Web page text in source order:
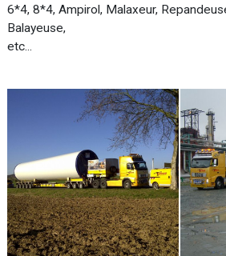
6*4, 8*4, Ampirol, Malaxeur,
Balayeuse,
etc...